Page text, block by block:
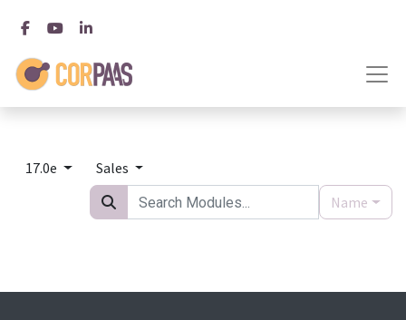
17.0e
Sales
Name